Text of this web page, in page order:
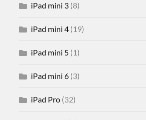
iPad mini 3 (8)
iPad mini 4 (19)
iPad mini 5 (1)
iPad mini 6 (3)
iPad Pro (32)